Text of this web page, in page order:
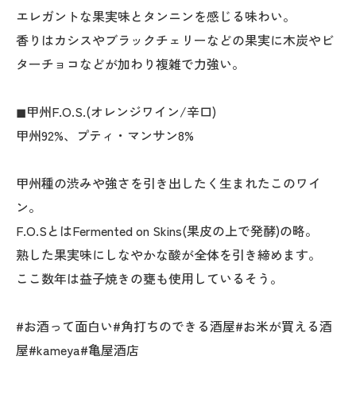
エレガントな果実味とタンニンを感じる味わい。
香りはカシスやブラックチェリーなどの果実に木炭やビ
ターチョコなどが加わり複雑で力強い。
◼︎甲州F.O.S.(オレンジワイン/辛口)
甲州92%、プティ・マンサン8%
甲州種の渋みや強さを引き出したく生まれたこのワイ
ン。
F.O.SとはFermented on Skins(果皮の上で発酵)の略。
熟した果実味にしなやかな酸が全体を引き締めます。
ここ数年は益子焼きの甕も使用しているそう。
#お酒って面白い#角打ちのできる酒屋#お米が買える酒
屋#kameya#亀屋酒店